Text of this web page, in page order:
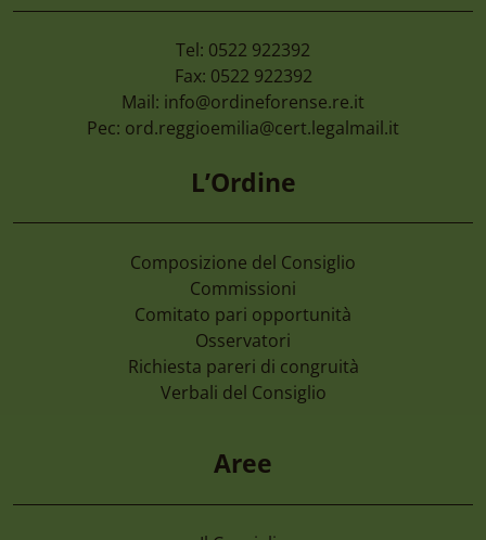
Tel: 0522 922392
Fax: 0522 922392
Mail: info@ordineforense.re.it
Pec: ord.reggioemilia@cert.legalmail.it
L’Ordine
Composizione del Consiglio
Commissioni
Comitato pari opportunità
Osservatori
Richiesta pareri di congruità
Verbali del Consiglio
Aree